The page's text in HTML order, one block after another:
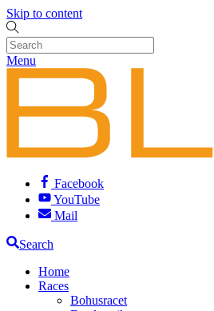
Skip to content
Menu
Facebook
YouTube
Mail
Search
Home
Races
Bohusracet